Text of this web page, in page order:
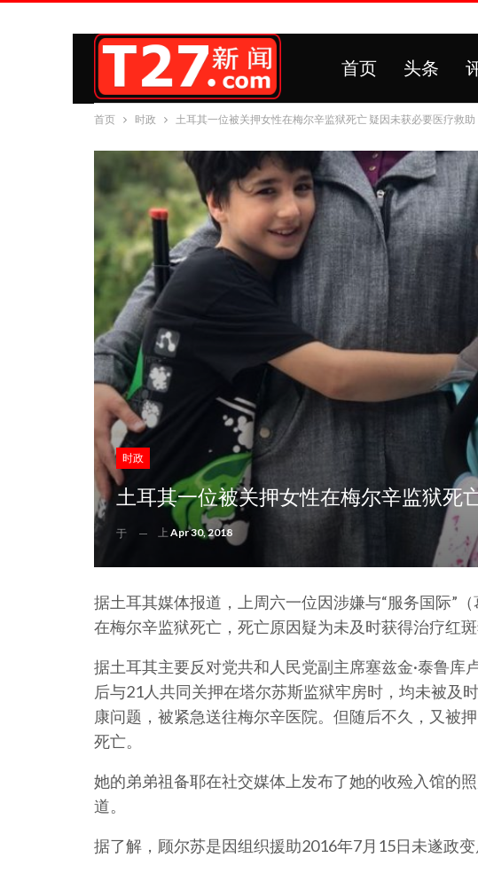
首页 头条
首页 时政 土耳其一位被关押女性在梅尔辛监狱死亡 疑因未获必要医疗救助
时政
土耳其一位被关押女性在梅尔辛监狱死
于 上 Apr 30, 2018
据土耳其媒体报道，上周六一位因涉嫌与“服务国际”
在梅尔辛监狱死亡，死亡原因疑为未及时获得治疗红斑
据土耳其主要反对党共和人民党副主席塞兹金·泰鲁库
后与21人共同关押在塔尔苏斯监狱牢房时，均未被及
康问题，被紧急送往梅尔辛医院。但随后不久，又被
死亡。
她的弟弟祖备耶在社交媒体上发布了她的收殓入馆的
道。
据了解，顾尔苏是因组织援助2016年7月15日未遂政